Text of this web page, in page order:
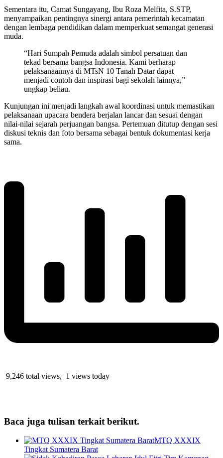
Sementara itu, Camat Sungayang, Ibu Roza Melfita, S.STP,
menyampaikan pentingnya sinergi antara pemerintah kecamatan
dengan lembaga pendidikan dalam memperkuat semangat generasi
muda.
“Hari Sumpah Pemuda adalah simbol persatuan dan
tekad bersama bangsa Indonesia. Kami berharap
pelaksanaannya di MTsN 10 Tanah Datar dapat
menjadi contoh dan inspirasi bagi sekolah lainnya,”
ungkap beliau.
Kunjungan ini menjadi langkah awal koordinasi untuk memastikan
pelaksanaan upacara bendera berjalan lancar dan sesuai dengan
nilai-nilai sejarah perjuangan bangsa. Pertemuan ditutup dengan sesi
diskusi teknis dan foto bersama sebagai bentuk dokumentasi kerja
sama.
9,246 total views, 1 views today
Baca juga tulisan terkait berikut.
MTQ XXXIX
Tingkat Sumatera Barat